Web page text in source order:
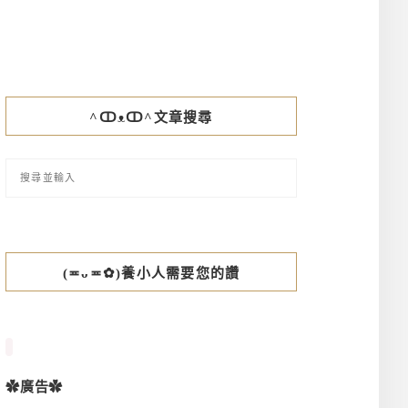
^ↀᴥↀ^文章搜尋
(≖ᴗ≖✿)養小人需要您的讚
✿廣告✿